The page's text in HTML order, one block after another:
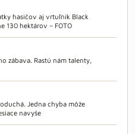
hasičov aj vrtuľník Black
130 hektárov – FOTO
zábava. Rastú nám talenty,
Jedna chyba môže
navyše